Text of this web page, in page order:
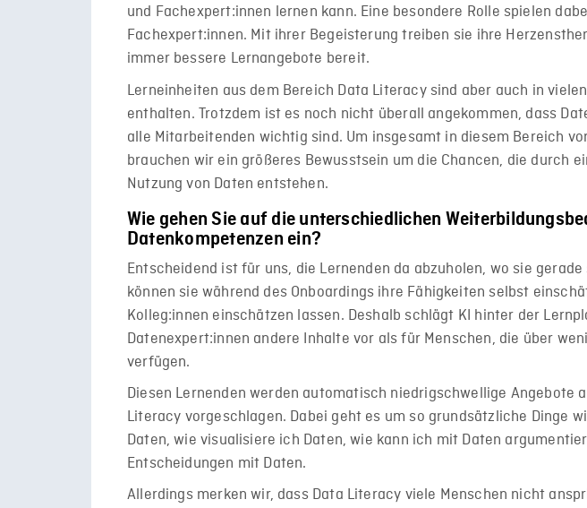
und Fachexpert:innen lernen kann. Eine besondere Rolle spielen
Fachexpert:innen. Mit ihrer Begeisterung treiben sie ihre
immer bessere Lernangebote bereit.
Lerneinheiten aus dem Bereich Data Literacy sind aber auch in
enthalten. Trotzdem ist es noch nicht überall angekommen, dass
alle Mitarbeitenden wichtig sind. Um insgesamt in diesem Bereich
brauchen wir ein größeres Bewusstsein um die Chancen, die durch
Nutzung von Daten entstehen.
Wie gehen Sie auf die unterschiedlichen
Datenkompetenzen ein?
Entscheidend ist für uns, die Lernenden da abzuholen, wo sie gerade
können sie während des Onboardings ihre Fähigkeiten selbst
Kolleg:innen einschätzen lassen. Deshalb schlägt KI hinter der
Datenexpert:innen andere Inhalte vor als für Menschen, die über
verfügen.
Diesen Lernenden werden automatisch niedrigschwellige Angebote
Literacy vorgeschlagen. Dabei geht es um so grundsätzliche Dinge
Daten, wie visualisiere ich Daten, wie kann ich mit Daten
Entscheidungen mit Daten.
Allerdings merken wir, dass Data Literacy viele Menschen nicht